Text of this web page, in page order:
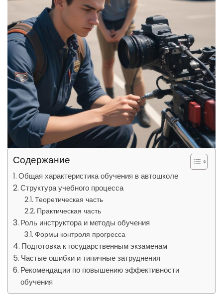
Содержание
Общая характеристика обучения в автошколе
Структура учебного процесса
Теоретическая часть
Практическая часть
Роль инструктора и методы обучения
Формы контроля прогресса
Подготовка к государственным экзаменам
Частые ошибки и типичные затруднения
Рекомендации по повышению эффективности
обучения